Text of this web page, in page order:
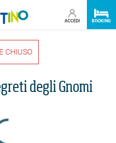
ACCEDI BOOKING
CHIUSO
degli Gnomi